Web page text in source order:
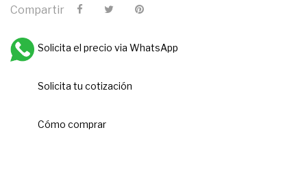
Compartir
Solicita el precio via WhatsApp
Solicita tu cotización
Cómo comprar